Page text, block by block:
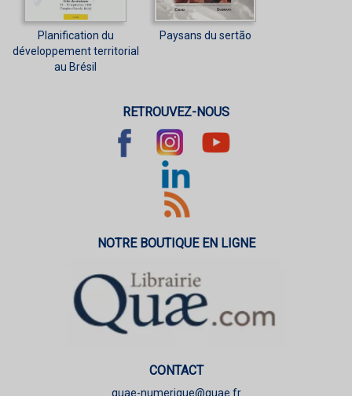
Planification du
développement territorial
au Brésil
Paysans du sertão
RETROUVEZ-NOUS
NOTRE BOUTIQUE EN LIGNE
CONTACT
quae-numerique@quae.fr